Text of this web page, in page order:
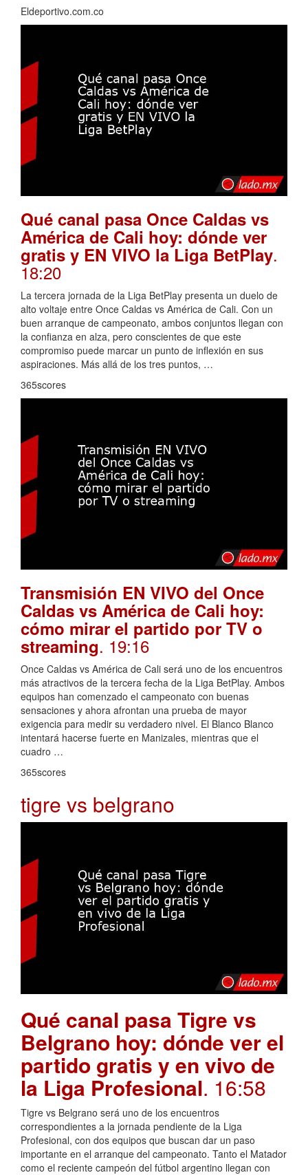
Eldeportivo.com.co
Qué canal pasa Once Caldas vs
América de Cali hoy: dónde ver
gratis y EN VIVO la Liga BetPlay.
18:20
La tercera jornada de la Liga BetPlay presenta un duelo de
alto voltaje entre Once Caldas vs América de Cali. Con un
buen arranque de campeonato, ambos conjuntos llegan con
la confianza en alza, pero conscientes de que este
compromiso puede marcar un punto de inflexión en sus
aspiraciones. Más allá de los tres puntos, …
365scores
Transmisión EN VIVO del Once
Caldas vs América de Cali hoy:
cómo mirar el partido por TV o
streaming. 19:16
Once Caldas vs América de Cali será uno de los encuentros
más atractivos de la tercera fecha de la Liga BetPlay. Ambos
equipos han comenzado el campeonato con buenas
sensaciones y ahora afrontan una prueba de mayor
exigencia para medir su verdadero nivel. El Blanco Blanco
intentará hacerse fuerte en Manizales, mientras que el
cuadro …
365scores
tigre vs belgrano
Qué canal pasa Tigre vs
Belgrano hoy: dónde ver el
partido gratis y en vivo de
la Liga Profesional. 16:58
Tigre vs Belgrano será uno de los encuentros
correspondientes a la jornada pendiente de la Liga
Profesional, con dos equipos que buscan dar un paso
importante en el arranque del campeonato. Tanto el Matador
como el reciente campeón del fútbol argentino llegan con